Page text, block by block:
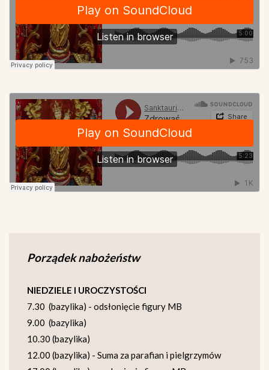
Porządek nabożeństw
NIEDZIELE I UROCZYSTOŚCI
7.30 (bazylika) - odsłonięcie figury MB
9.00 (bazylika)
10.30 (bazylika)
12.00 (bazylika) - Suma za parafian i pielgrzymów